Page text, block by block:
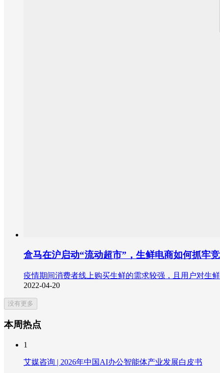
盒马在沪启动“流动超市”，生鲜电商如何抓牢
疫情期间消费者线上购买生鲜的需求较强，且用户对生
2022-04-20
没有更多
本周热点
1
艾媒咨询 | 2026年中国AI办公智能体产业发展白皮书